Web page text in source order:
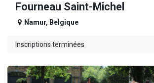
Fourneau Saint-Michel
Namur, Belgique
Inscriptions terminées